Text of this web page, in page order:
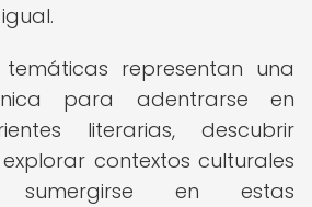
representan una
para adentrarse en
literarias, descubrir
contextos culturales
sumergirse en estas